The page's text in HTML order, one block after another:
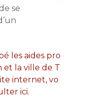
se
les aides pro
et la ville de T
internet, vo
ici.